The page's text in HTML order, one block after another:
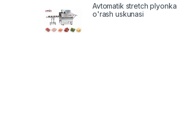
Avtomatik stretch plyonka
o'rash uskunasi